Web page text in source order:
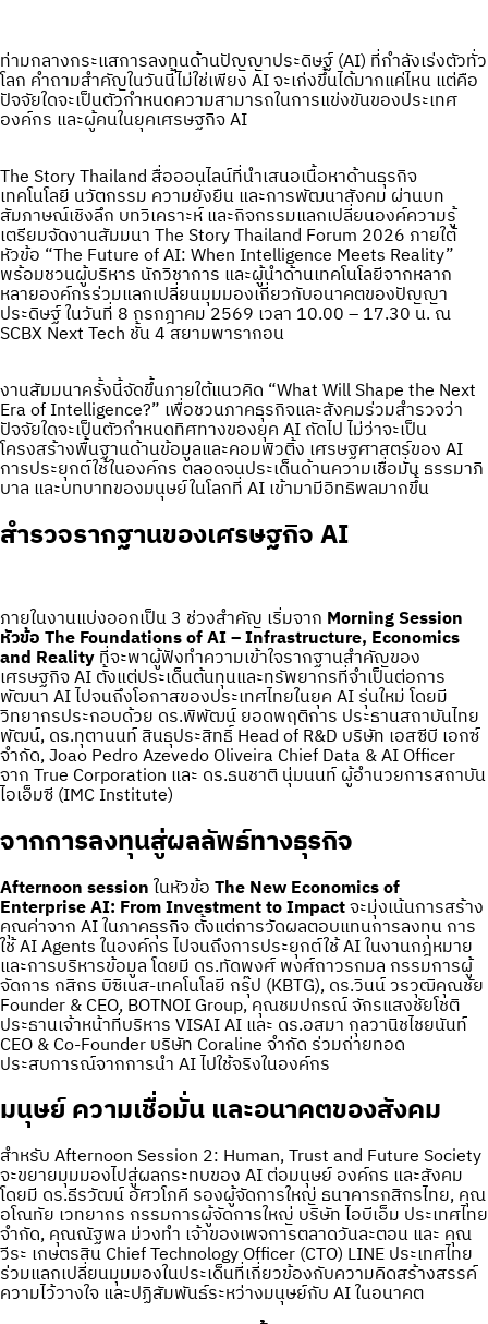
ท่ามกลางกระแสการลงทุนด้านปัญญาประดิษฐ์ (AI) ที่กำลังเร่งตัวทั่ว
โลก คำถามสำคัญในวันนี้ไม่ใช่เพียง AI จะเก่งขึ้นได้มากแค่ไหน แต่คือ
ปัจจัยใดจะเป็นตัวกำหนดความสามารถในการแข่งขันของประเทศ
องค์กร และผู้คนในยุคเศรษฐกิจ AI
The Story Thailand สื่อออนไลน์ที่นำเสนอเนื้อหาด้านธุรกิจ
เทคโนโลยี นวัตกรรม ความยั่งยืน และการพัฒนาสังคม ผ่านบท
สัมภาษณ์เชิงลึก บทวิเคราะห์ และกิจกรรมแลกเปลี่ยนองค์ความรู้
เตรียมจัดงานสัมมนา The Story Thailand Forum 2026 ภายใต้
หัวข้อ “The Future of AI: When Intelligence Meets Reality”
พร้อมชวนผู้บริหาร นักวิชาการ และผู้นำด้านเทคโนโลยีจากหลาก
หลายองค์กรร่วมแลกเปลี่ยนมุมมองเกี่ยวกับอนาคตของปัญญา
ประดิษฐ์ ในวันที่ 8 กรกฎาคม 2569 เวลา 10.00 – 17.30 น. ณ
SCBX Next Tech ชั้น 4 สยามพารากอน
งานสัมมนาครั้งนี้จัดขึ้นภายใต้แนวคิด “What Will Shape the Next
Era of Intelligence?” เพื่อชวนภาคธุรกิจและสังคมร่วมสำรวจว่า
ปัจจัยใดจะเป็นตัวกำหนดทิศทางของยุค AI ถัดไป ไม่ว่าจะเป็น
โครงสร้างพื้นฐานด้านข้อมูลและคอมพิวติ้ง เศรษฐศาสตร์ของ AI
การประยุกต์ใช้ในองค์กร ตลอดจนประเด็นด้านความเชื่อมั่น ธรรมาภิ
บาล และบทบาทของมนุษย์ในโลกที่ AI เข้ามามีอิทธิพลมากขึ้น
สำรวจรากฐานของเศรษฐกิจ AI
ภายในงานแบ่งออกเป็น 3 ช่วงสำคัญ เริ่มจาก Morning Session
หัวข้อ The Foundations of AI – Infrastructure, Economics
and Realityที่จะพาผู้ฟังทำความเข้าใจรากฐานสำคัญของ
เศรษฐกิจ AI ตั้งแต่ประเด็นต้นทุนและทรัพยากรที่จำเป็นต่อการ
พัฒนา AI ไปจนถึงโอกาสของประเทศไทยในยุค AI รุ่นใหม่ โดยมี
วิทยากรประกอบด้วย ดร.พิพัฒน์ ยอดพฤติการ ประธานสถาบันไทย
พัฒน์, ดร.ทุตานนท์ สินธุประสิทธิ์ Head of R&D บริษัท เอสซีบี เอกซ์
จำกัด, Joao Pedro Azevedo Oliveira Chief Data & AI Officer
จาก True Corporation และ ดร.ธนชาติ นุ่มนนท์ ผู้อำนวยการสถาบัน
ไอเอ็มซี (IMC Institute)
จากการลงทุนสู่ผลลัพธ์ทางธุรกิจ
Afternoon sessionในหัวข้อThe New Economics of
Enterprise AI: From Investment to Impactจะมุ่งเน้นการสร้าง
คุณค่าจาก AI ในภาคธุรกิจ ตั้งแต่การวัดผลตอบแทนการลงทุน การ
ใช้ AI Agents ในองค์กร ไปจนถึงการประยุกต์ใช้ AI ในงานกฎหมาย
และการบริหารข้อมูล โดยมี ดร.ทัดพงศ์ พงศ์ถาวรกมล กรรมการผู้
จัดการ กสิกร บิซิเนส-เทคโนโลยี กรุ๊ป (KBTG), ดร.วินน์ วรวุฒิคุณชัย
Founder & CEO, BOTNOI Group, คุณชมปกรณ์ จักรแสงชัยโชติ
ประธานเจ้าหน้าที่บริหาร VISAI AI และ ดร.อสมา กุลวานิชไชยนันท์
CEO & Co-Founder บริษัท Coraline จำกัด ร่วมถ่ายทอด
ประสบการณ์จากการนำ AI ไปใช้จริงในองค์กร
มนุษย์ ความเชื่อมั่น และอนาคตของสังคม
สำหรับ Afternoon Session 2: Human, Trust and Future Society
จะขยายมุมมองไปสู่ผลกระทบของ AI ต่อมนุษย์ องค์กร และสังคม
โดยมี ดร.ธีรวัฒน์ อัศวโภคี รองผู้จัดการใหญ่ ธนาคารกสิกรไทย, คุณ
อโณทัย เวทยากร กรรมการผู้จัดการใหญ่ บริษัท ไอบีเอ็ม ประเทศไทย
จำกัด, คุณณัฐพล ม่วงทำ เจ้าของเพจการตลาดวันละตอน และ คุณ
วีระ เกษตรสิน Chief Technology Officer (CTO) LINE ประเทศไทย
ร่วมแลกเปลี่ยนมุมมองในประเด็นที่เกี่ยวข้องกับความคิดสร้างสรรค์
ความไว้วางใจ และปฏิสัมพันธ์ระหว่างมนุษย์กับ AI ในอนาคต